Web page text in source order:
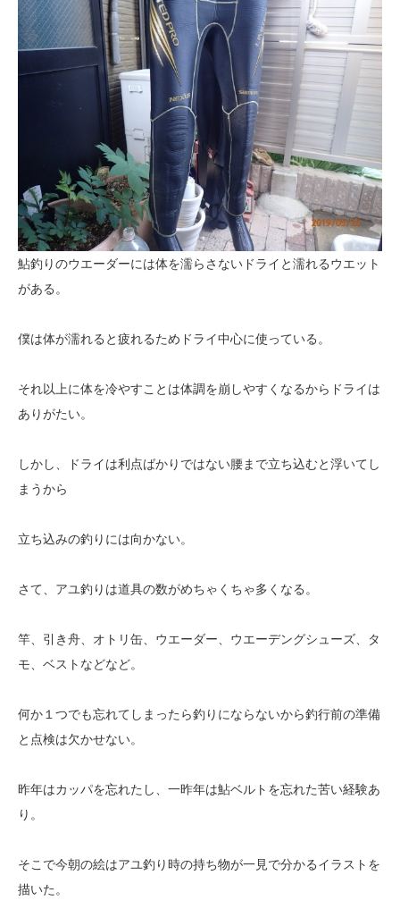
鮎釣りのウエーダーには体を濡らさないドライと濡れるウエット
がある。
僕は体が濡れると疲れるためドライ中心に使っている。
それ以上に体を冷やすことは体調を崩しやすくなるからドライは
ありがたい。
しかし、ドライは利点ばかりではない腰まで立ち込むと浮いてし
まうから
立ち込みの釣りには向かない。
さて、アユ釣りは道具の数がめちゃくちゃ多くなる。
竿、引き舟、オトリ缶、ウエーダー、ウエーデングシューズ、タ
モ、ベストなどなど。
何か１つでも忘れてしまったら釣りにならないから釣行前の準備
と点検は欠かせない。
昨年はカッパを忘れたし、一昨年は鮎ベルトを忘れた苦い経験あ
り。
そこで今朝の絵はアユ釣り時の持ち物が一見で分かるイラストを
描いた。